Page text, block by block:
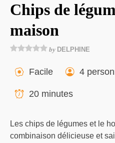
Chips de
maison
by DELPHINE
Facile 4
20 minutes
Les chips de légumes et le
combinaison délicieuse et